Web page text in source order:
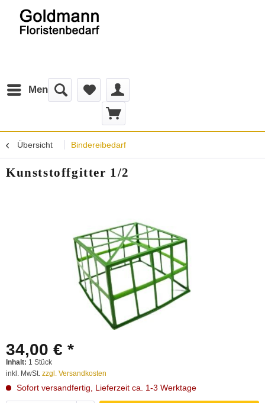
Menü
Übersicht Bindereibedarf
Kunststoffgitter 1/2
34,00 € *
Inhalt: 1 Stück
inkl. MwSt. zzgl. Versandkosten
Sofort versandfertig, Lieferzeit ca. 1-3 Werktage